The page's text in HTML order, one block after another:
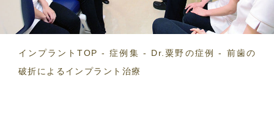
インプラントTOP 症例集 Dr.粟野の症例
前歯の
破折によるインプラント治療